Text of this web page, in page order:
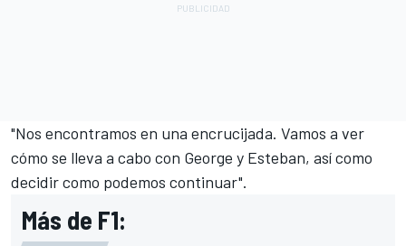
"Nos encontramos en una encrucijada. Vamos a ver
cómo se lleva a cabo con George y Esteban, así como
decidir como podemos continuar".
Más de F1: